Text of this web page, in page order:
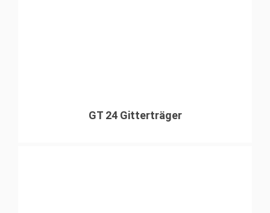
GT 24 Gitterträger